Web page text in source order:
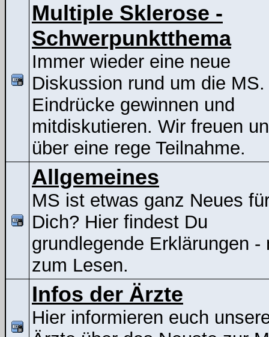
Multiple Sklerose -
Schwerpunktthema
Immer wieder eine neue
Diskussion rund um die MS.
Eindrücke gewinnen und
mitdiskutieren. Wir freuen
über eine rege Teilnahme.
Allgemeines
MS ist etwas ganz Neues
Dich? Hier findest Du
grundlegende Erklärungen -
zum Lesen.
Infos der Ärzte
Hier informieren euch